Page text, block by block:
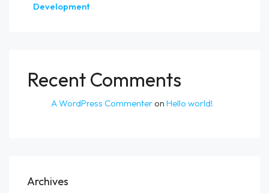
Development
Recent Comments
A WordPress Commenter on Hello world!
Archives